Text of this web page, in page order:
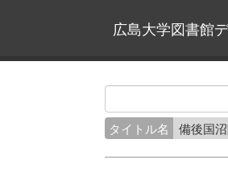
広島大学図書館
タイトル名 備後国